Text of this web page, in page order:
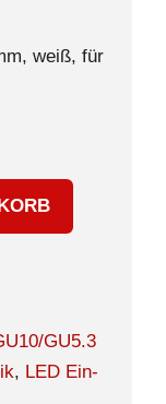
weiß, für
GU5.3
, LED Ein-